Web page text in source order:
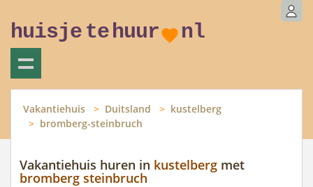
huisje tehuur nl
Vakantiehuis Duitsland
kustelberg
bromberg-steinbruch
Vakantiehuis huren in kustelberg met
bromberg steinbruch